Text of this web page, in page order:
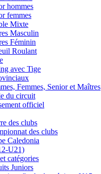
hommes
femmes
Mixte
Masculin
Féminin
Roulant
avec Tige
Femmes, Senior et Maîtres
du circuit
officiel
des clubs
des clubs
Caledonia
U21)
catégories
Juniors